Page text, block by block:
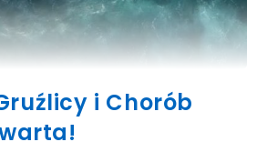
i Chorób